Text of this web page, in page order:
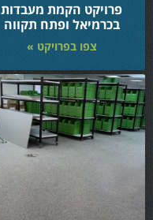
פרויקט הקמת מעבדות
בכרמיאל ופתח תקווה
צפו בפרויקט »